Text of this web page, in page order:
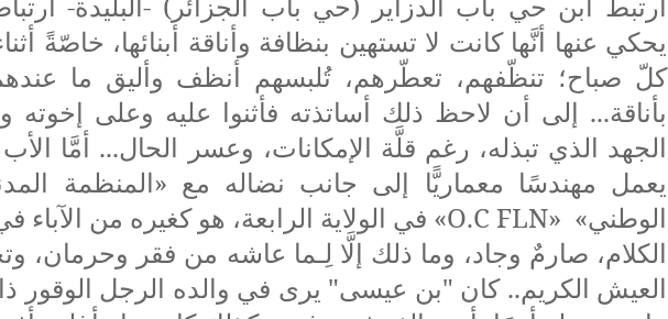
يحكي عنها أنَّها كانت لا تستهين بنظافة وأناقة أبنائها، خاصّةً
كلّ صباح؛ تنظّفهم، تعطّرهم، تُلبسهم أنظف وأليق ما
بأناقة... إلى أن لاحظ ذلك أساتذته فأثنوا عليه وعلى إخوته
الجهد الذي تبذله، رغم قلَّة الإمكانات، وعسر الحال... أمَّا
يعمل مهندسًا معماريًّا إلى جانب نضاله مع «المنظمة
الوطني» «O.C FLN» في الولاية الرابعة، هو كغيره من الآباء
الكلام، صارمٌ وجاد، وما ذلك إلَّا لِـما عاشه من فقر وحرمان،
العيش الكريم.. كان "بن عيسى" يرى في والده الرجل الوقور ذا